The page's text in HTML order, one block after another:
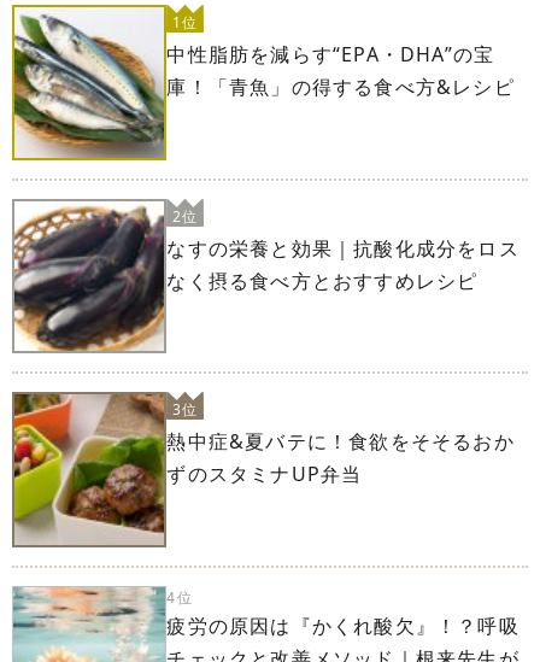
1位
中性脂肪を減らす“EPA・DHA”の宝
庫！「青魚」の得する食べ方&レシピ
2位
なすの栄養と効果｜抗酸化成分をロス
なく摂る食べ方とおすすめレシピ
3位
熱中症&夏バテに！食欲をそそるおか
ずのスタミナUP弁当
4位
疲労の原因は『かくれ酸欠』！？呼吸